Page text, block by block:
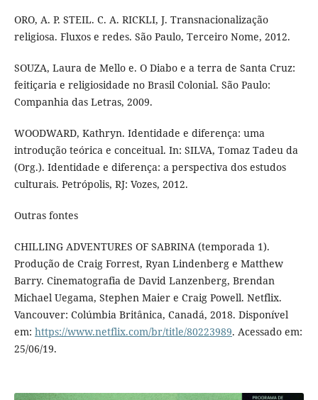
ORO, A. P. STEIL. C. A. RICKLI, J. Transnacionalização
religiosa. Fluxos e redes. São Paulo, Terceiro Nome, 2012.
SOUZA, Laura de Mello e. O Diabo e a terra de Santa Cruz:
feitiçaria e religiosidade no Brasil Colonial. São Paulo:
Companhia das Letras, 2009.
WOODWARD, Kathryn. Identidade e diferença: uma
introdução teórica e conceitual. In: SILVA, Tomaz Tadeu da
(Org.). Identidade e diferença: a perspectiva dos estudos
culturais. Petrópolis, RJ: Vozes, 2012.
Outras fontes
CHILLING ADVENTURES OF SABRINA (temporada 1).
Produção de Craig Forrest, Ryan Lindenberg e Matthew
Barry. Cinematografia de David Lanzenberg, Brendan
Michael Uegama, Stephen Maier e Craig Powell. Netflix.
Vancouver: Colúmbia Britânica, Canadá, 2018. Disponível
em: https://www.netflix.com/br/title/80223989. Acessado em:
25/06/19.